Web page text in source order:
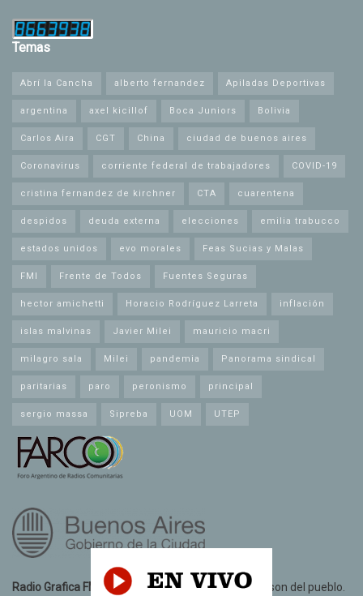
Temas
Abrí la Cancha alberto fernandez Apiladas Deportivas
argentina axel kicillof Boca Juniors Bolivia
Carlos Aira CGT China ciudad de buenos aires
Coronavirus corriente federal de trabajadores COVID-19
cristina fernandez de kirchner CTA cuarentena
despidos deuda externa elecciones emilia trabucco
estados unidos evo morales Feas Sucias y Malas
FMI Frente de Todos Fuentes Seguras
hector amichetti Horacio Rodríguez Larreta inflación
islas malvinas Javier Milei mauricio macri
milagro sala Milei pandemia Panorama sindical
paritarias paro peronismo principal
sergio massa Sipreba UOM UTEP
Radio Grafica FM 89.3© 2021. Todos los derechos son del pueblo.